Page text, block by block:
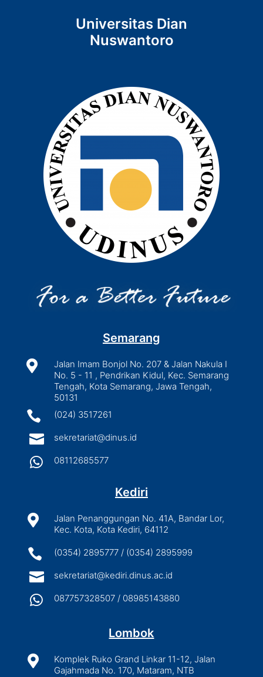
Universitas Dian
Nuswantoro
Semarang

Jalan Imam Bonjol No. 207 & Jalan Nakula I
No. 5 - 11 , Pendrikan Kidul, Kec. Semarang
Tengah, Kota Semarang, Jawa Tengah,
50131
 (024) 3517261
 sekretariat@dinus.id
 08112685577
Kediri

Jalan Penanggungan No. 41A, Bandar Lor,
Kec. Kota, Kota Kediri, 64112
 (0354) 2895777 / (0354) 2895999
 sekretariat@kediri.dinus.ac.id
 087757328507 / 08985143880
Lombok

Komplek Ruko Grand Linkar 11-12, Jalan
Gajahmada No. 170, Mataram, NTB